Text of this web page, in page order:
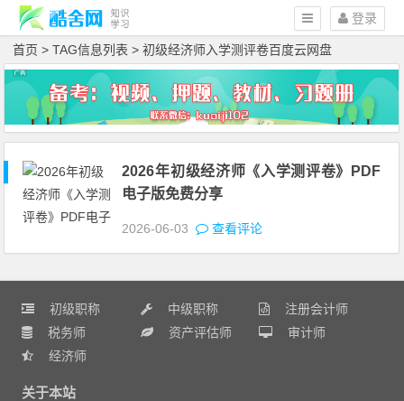
登录
首页 > TAG信息列表 > 初级经济师入学测评卷百度云网盘
2026年初级经济师《入学测评卷》PDF
电子版免费分享
2026-06-03 查看评论
初级职称 中级职称
注册会计师
税务师
资产评估师
审计师
经济师
关于本站